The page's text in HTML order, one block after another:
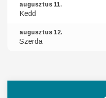
augusztus 11.
Kedd
augusztus 12.
Szerda